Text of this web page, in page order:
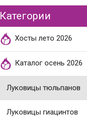
Категории
Хосты лето 2026
Каталог осень 2026
Луковицы тюльпанов
Луковицы гиацинтов